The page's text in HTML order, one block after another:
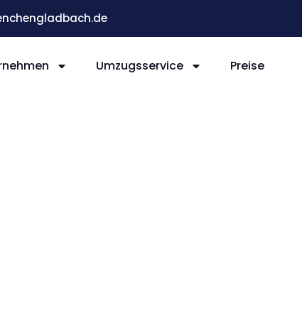
Umzugsservice Preise